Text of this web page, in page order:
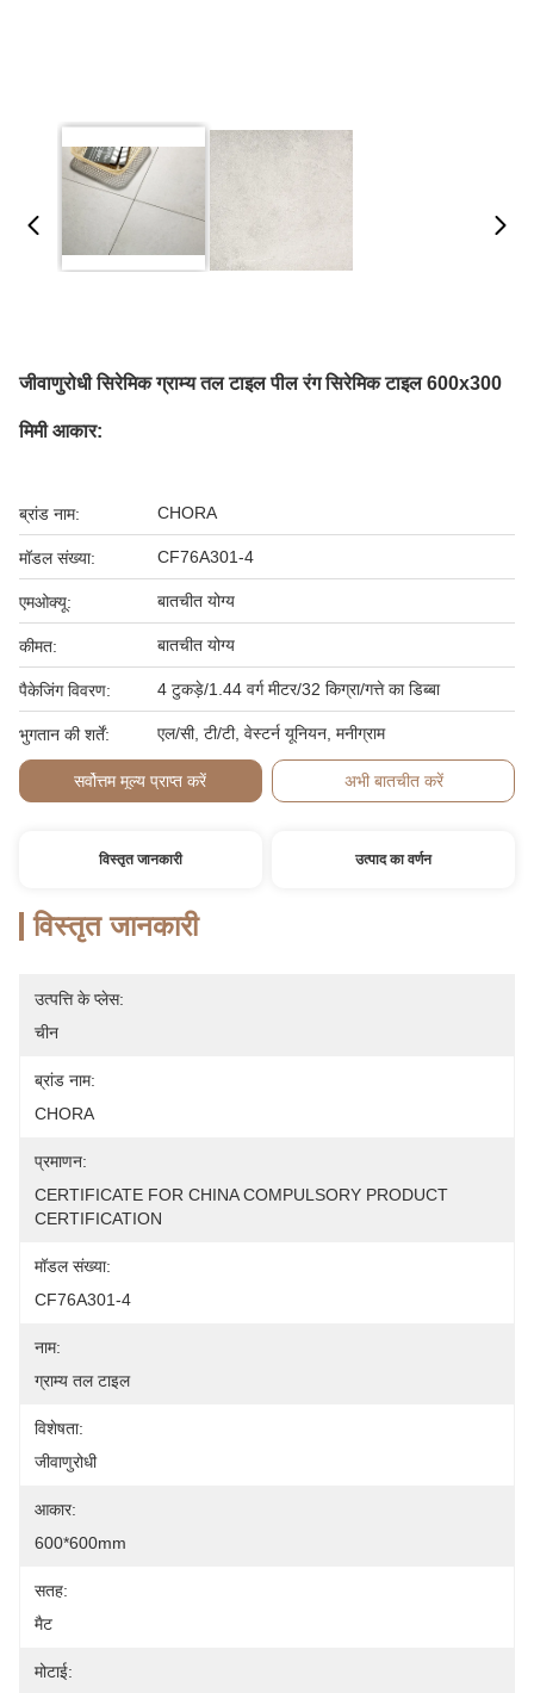
जीवाणुरोधी सिरेमिक ग्राम्य तल टाइल पील रंग सिरेमिक टाइल 600x300
मिमी आकार:
ब्रांड नाम: CHORA
मॉडल संख्या: CF76A301-4
एमओक्यू: बातचीत योग्य
कीमत: बातचीत योग्य
पैकेजिंग विवरण: 4 टुकड़े/1.44 वर्ग मीटर/32 किग्रा/गत्ते का डिब्बा
भुगतान की शर्तें: एल/सी, टी/टी, वेस्टर्न यूनियन, मनीग्राम
सर्वोत्तम मूल्य प्राप्त करें अभी बातचीत करें
विस्तृत जानकारी उत्पाद का वर्णन
विस्तृत जानकारी
उत्पत्ति के प्लेस:
चीन
ब्रांड नाम:
CHORA
प्रमाणन:
CERTIFICATE FOR CHINA COMPULSORY PRODUCT
CERTIFICATION
मॉडल संख्या:
CF76A301-4
नाम:
ग्राम्य तल टाइल
विशेषता:
जीवाणुरोधी
आकार:
600*600mm
सतह:
मैट
मोटाई: